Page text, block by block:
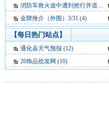
消防车救火途中遭到抢行并道 网友大呼“震惊” (4)
金牌推介（外围）3/31 (4)
【每日热门站点】
通化县天气预报 (12)
26饰品批发网 (10)